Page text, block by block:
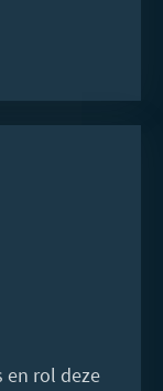
en rol deze